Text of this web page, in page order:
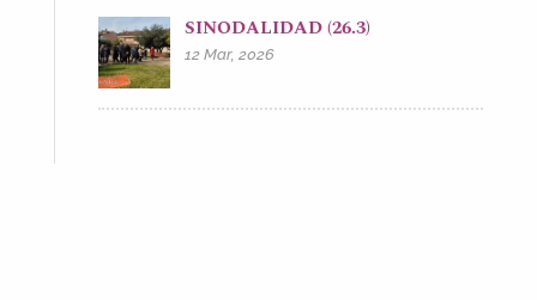
SINODALIDAD (26.3)
12 Mar, 2026